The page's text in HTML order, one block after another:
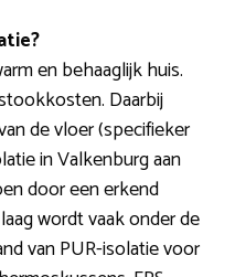
en behaaglijk huis.
Daarbij
de vloer (specifieker
in Valkenburg aan
door een erkend
wordt vaak onder de
van PUR-isolatie voor